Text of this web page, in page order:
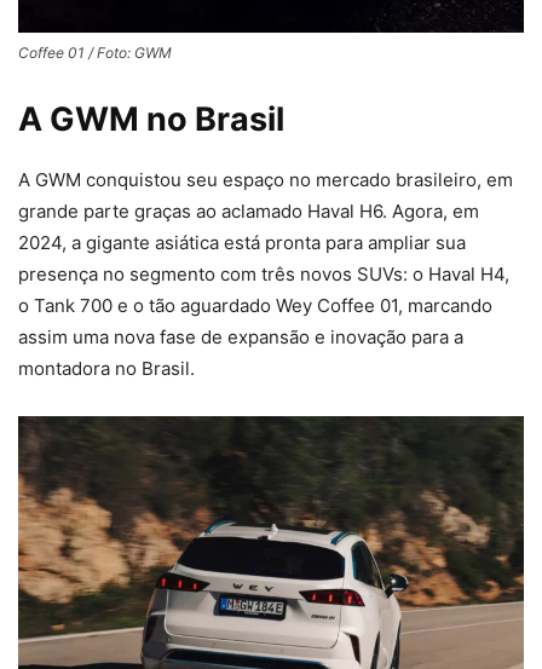
Coffee 01 / Foto: GWM
A GWM no Brasil
A GWM conquistou seu espaço no mercado brasileiro, em
grande parte graças ao aclamado Haval H6. Agora, em
2024, a gigante asiática está pronta para ampliar sua
presença no segmento com três novos SUVs: o Haval H4,
o Tank 700 e o tão aguardado Wey Coffee 01, marcando
assim uma nova fase de expansão e inovação para a
montadora no Brasil.